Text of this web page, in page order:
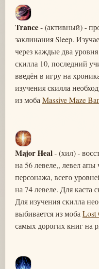
Trance- (активный) -
заклинания Sleep.
через каждые два
скилла 10, последний
введён в игру на
изучения скилла
из моба Massive Maze
Major Heal- (хил) -
на 56 левеле,, левел
персонажа, всего
на 74 левеле. Для каста
Для изучения скилла
выбивается из моба Lost
самых дорогих книг на